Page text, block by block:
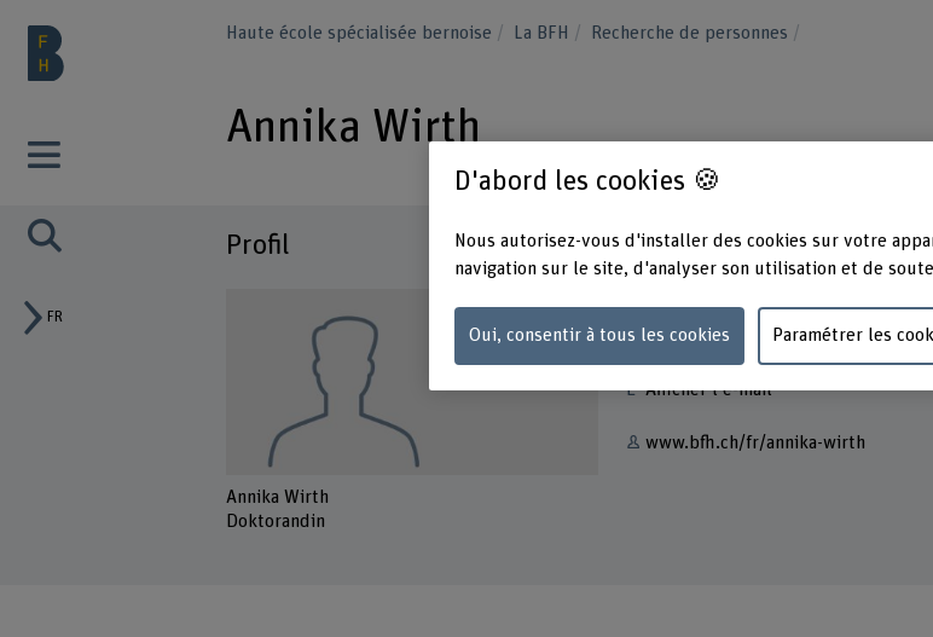
FR
Haute école spécialisée bernoise La BFH Recherche de personnes
Annika Wirth
Profil
Annika Wirth
Doktorandin
Contact
Afficher l'e-mail
www.bfh.ch/fr/annika-wirth
D'abord les cookies 🍪
Nous autorisez-vous d'installer des cookies sur votre
navigation sur le site, d'analyser son utilisation et de
Oui, consentir à tous les cookies Paramétrer les